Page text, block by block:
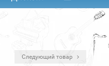
Следующий товар